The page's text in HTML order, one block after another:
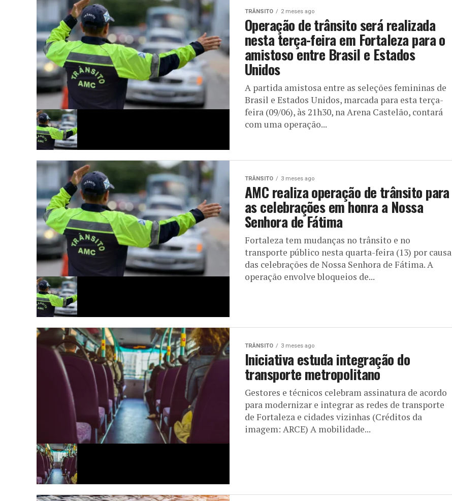
TRÂNSITO 2 meses ago
Operação de trânsito será realizada
nesta terça-feira em Fortaleza para o
amistoso entre Brasil e Estados
Unidos
A partida amistosa entre as seleções femininas de
Brasil e Estados Unidos, marcada para esta terça-
feira (09/06), às 21h30, na Arena Castelão, contará
com uma operação...
TRÂNSITO 3 meses ago
AMC realiza operação de trânsito para
as celebrações em honra a Nossa
Senhora de Fátima
Fortaleza tem mudanças no trânsito e no
transporte público nesta quarta-feira (13) por causa
das celebrações de Nossa Senhora de Fátima. A
operação envolve bloqueios de...
TRÂNSITO 3 meses ago
Iniciativa estuda integração do
transporte metropolitano
Gestores e técnicos celebram assinatura de acordo
para modernizar e integrar as redes de transporte
de Fortaleza e cidades vizinhas (Créditos da
imagem: ARCE) A mobilidade...